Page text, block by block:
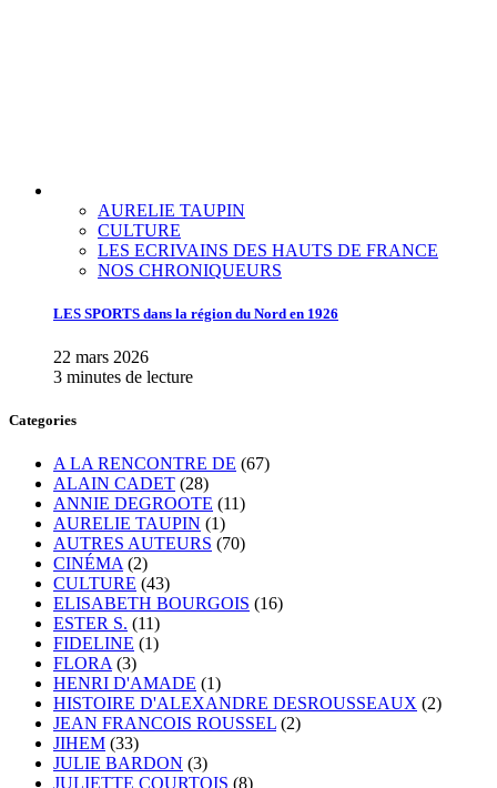
AURELIE TAUPIN
CULTURE
LES ECRIVAINS DES HAUTS DE FRANCE
NOS CHRONIQUEURS
LES SPORTS dans la région du Nord en 1926
22 mars 2026
3 minutes de lecture
Categories
A LA RENCONTRE DE (67)
ALAIN CADET (28)
ANNIE DEGROOTE (11)
AURELIE TAUPIN (1)
AUTRES AUTEURS (70)
CINÉMA (2)
CULTURE (43)
ELISABETH BOURGOIS (16)
ESTER S. (11)
FIDELINE (1)
FLORA (3)
HENRI D'AMADE (1)
HISTOIRE D'ALEXANDRE DESROUSSEAUX (2)
JEAN FRANCOIS ROUSSEL (2)
JIHEM (33)
JULIE BARDON (3)
JULIETTE COURTOIS (8)